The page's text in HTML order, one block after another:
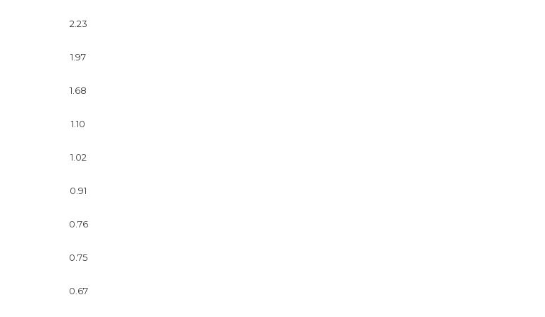
2.23
1.97
1.68
1.10
1.02
0.91
0.76
0.75
0.67